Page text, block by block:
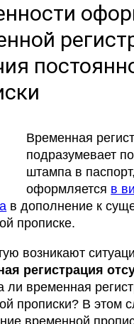
Временная
подразумевает
штампа в
оформляется в
в дополнение к
прописке.
возникают
регистрация
ли временная
прописки? В этом
временной